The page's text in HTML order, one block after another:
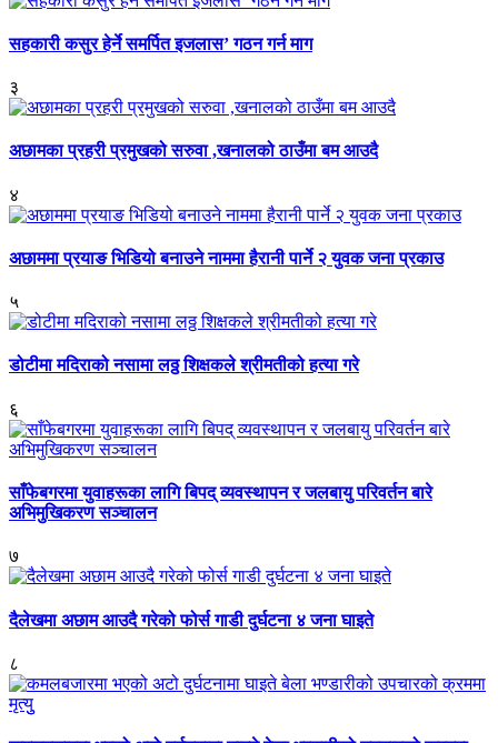
सहकारी कसुर हेर्ने समर्पित इजलास’ गठन गर्न माग
३
अछामका प्रहरी प्रमुखको सरुवा ,खनालको ठाउँमा बम आउदै
४
अछाममा प्रयाङ भिडियो बनाउने नाममा हैरानी पार्ने २ युवक जना प्रकाउ
५
डोटीमा मदिराको नसामा लठ्ठ शिक्षकले श्रीमतीको हत्या गरे
६
साँफेबगरमा युवाहरूका लागि बिपद् व्यवस्थापन र जलबायु परिवर्तन बारे
अभिमुखिकरण सञ्चालन
७
दैलेखमा अछाम आउदै गरेको फोर्स गाडी दुर्घटना ४ जना घाइते
८